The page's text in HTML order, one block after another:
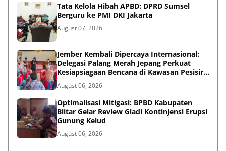
Tata Kelola Hibah APBD: DPRD Sumsel
Berguru ke PMI DKI Jakarta
August 07, 2026
Jember Kembali Dipercaya Internasional:
Delegasi Palang Merah Jepang Perkuat
Kesiapsiagaan Bencana di Kawasan Pesisir
dan Sekolah
August 06, 2026
Optimalisasi Mitigasi: BPBD Kabupaten
Blitar Gelar Review Gladi Kontinjensi Erupsi
Gunung Kelud
August 06, 2026